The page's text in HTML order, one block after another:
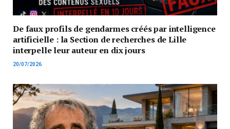
De faux profils de gendarmes créés par intelligence
artificielle : la Section de recherches de Lille
interpelle leur auteur en dix jours
20/07/2026